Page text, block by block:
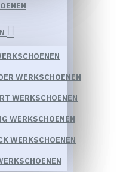
WERKSCHOENEN
WERKSCHOENEN
WERKSCHOENEN
WERKSCHOENEN